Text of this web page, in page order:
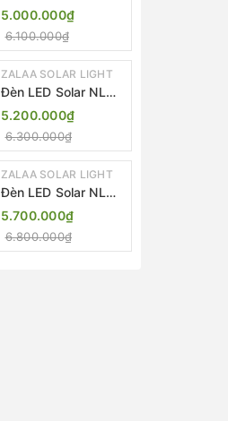
ZALAA Solar Street
Light ZKC-TG 20W
25W 30W All In One
5.000.000₫
6.100.000₫
ZALAA SOLAR LIGHT
Đèn LED Solar NLMT
Liền Thể ZKC-TG
20W All in One |
ZALAA Street Light
5.200.000₫
6.300.000₫
ZALAA SOLAR LIGHT
Đèn LED Solar NLMT
Liền Thể ZKC-TG
25W All in One |
ZALAA Street Light
5.700.000₫
6.800.000₫